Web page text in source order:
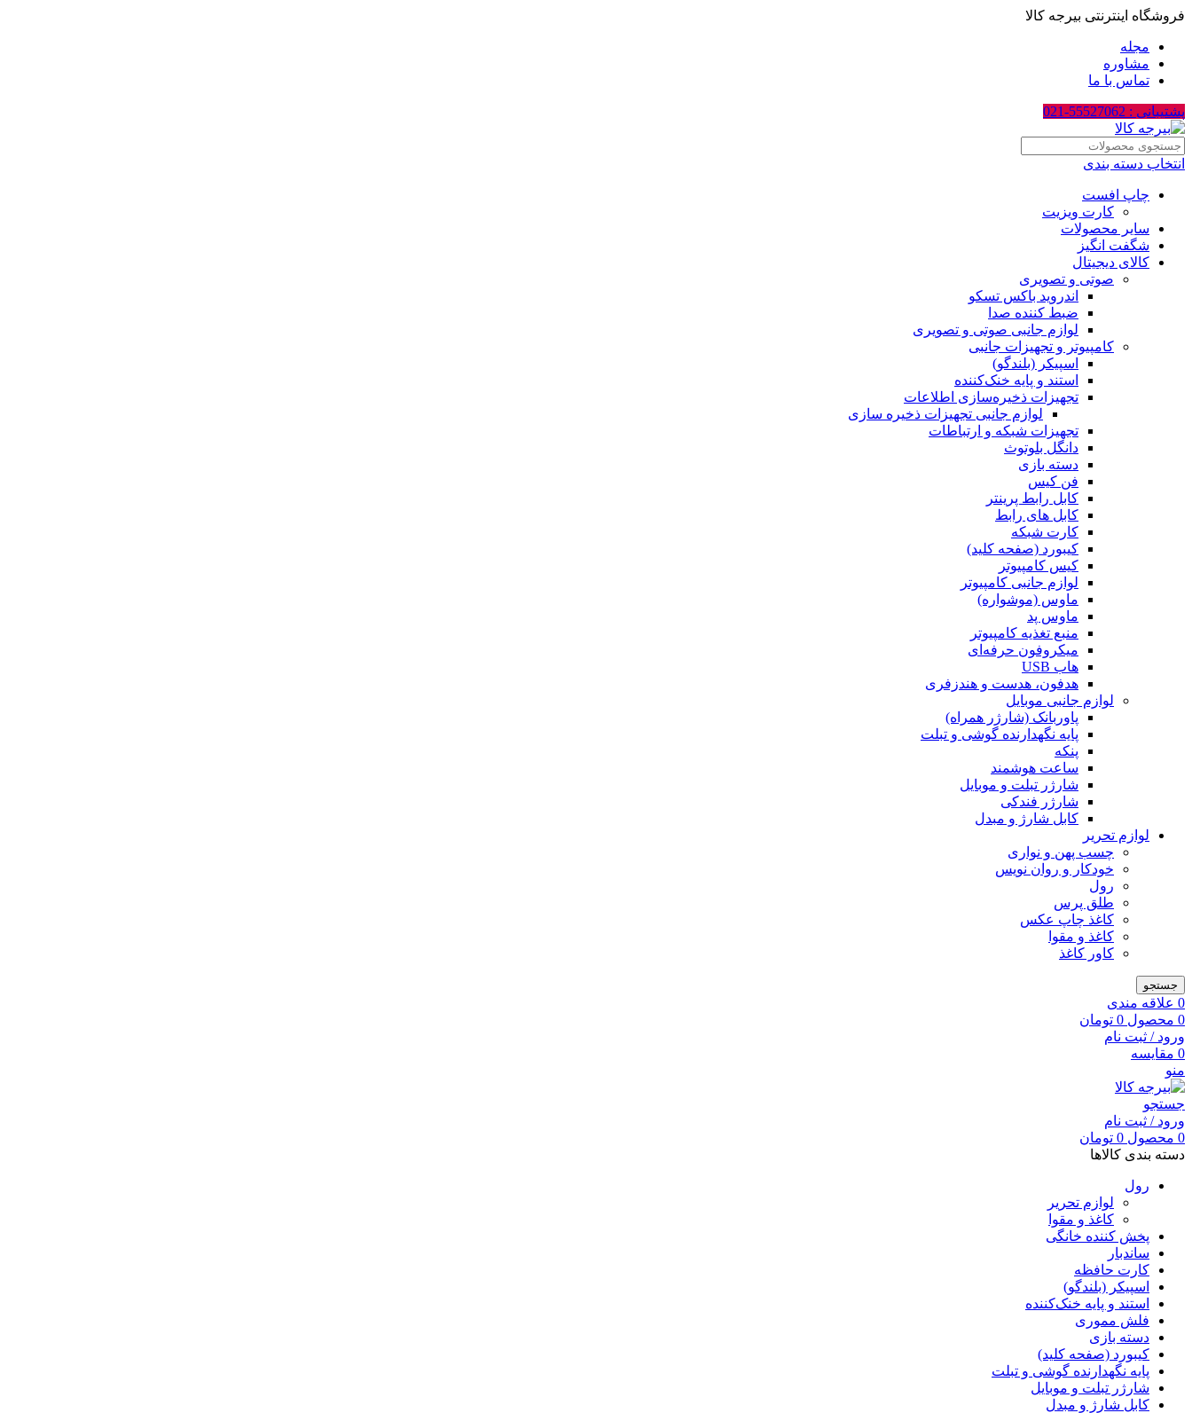
فروشگاه اینترنتی بیرجه کالا
مجله
مشاوره
تماس با ما
پشتیبانی : 55527062-021
انتخاب دسته بندی
چاپ افست
کارت ویزیت
سایر محصولات
شگفت انگیز
کالای دیجیتال
صوتی و تصویری
اندروید باکس تسکو
ضبط کننده صدا
لوازم جانبی صوتی و تصویری
کامپیوتر و تجهیزات جانبی
اسپیکر (بلندگو)
استند و پایه خنک‌کننده
تجهیزات ذخیره‌سازی اطلاعات
لوازم جانبی تجهیزات ذخیره سازی
تجهیزات شبکه و ارتباطات
دانگل بلوتوث
دسته بازی
فن کیس
کابل رابط پرینتر
کابل های رابط
کارت شبکه
کیبورد (صفحه کلید)
کیس کامپیوتر
لوازم جانبی کامپیوتر
ماوس (موشواره)
ماوس پد
منبع تغذیه کامپیوتر
میکروفون حرفه‌ای
هاب USB
هدفون، هدست و هندزفری
لوازم جانبی موبایل
پاوربانک (شارژر همراه)
پایه نگهدارنده گوشی و تبلت
پنکه
ساعت هوشمند
شارژر تبلت و موبایل
شارژر فندکی
کابل شارژ و مبدل
لوازم تحریر
چسب پهن و نواری
خودکار و روان نویس
رول
طلق پرس
کاغذ چاپ عکس
کاغذ و مقوا
کاور کاغذ
جستجو
0 علاقه مندی
0 محصول 0 تومان
ورود / ثبت نام
0 مقایسه
منو
جستجو
ورود / ثبت نام
0 محصول 0 تومان
دسته بندی کالاها
رول
لوازم تحریر
کاغذ و مقوا
پخش کننده خانگی
ساندبار
کارت حافظه
اسپیکر (بلندگو)
استند و پایه خنک‌کننده
فلش مموری
دسته بازی
کیبورد (صفحه کلید)
پایه نگهدارنده گوشی و تبلت
شارژر تبلت و موبایل
کابل شارژ و مبدل